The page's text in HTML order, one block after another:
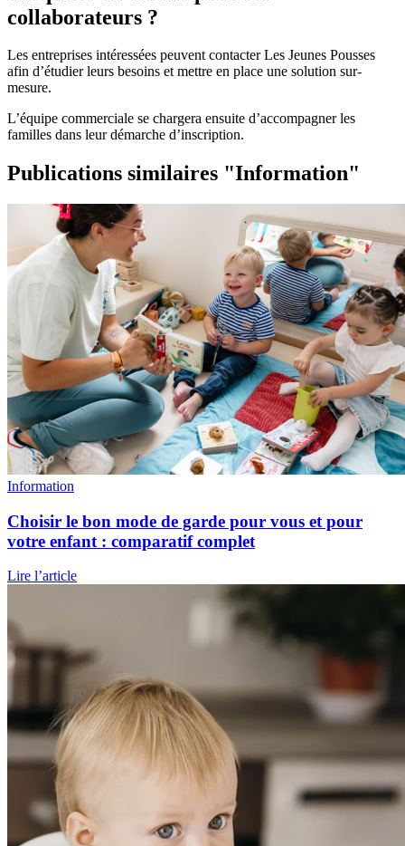
collaborateurs ?
Les entreprises intéressées peuvent contacter Les Jeunes Pousses
afin d’étudier leurs besoins et mettre en place une solution sur-
mesure.
L’équipe commerciale se chargera ensuite d’accompagner les
familles dans leur démarche d’inscription.
Publications similaires "Information"
Information
Choisir le bon mode de garde pour vous et pour
votre enfant : comparatif complet
Lire l’article